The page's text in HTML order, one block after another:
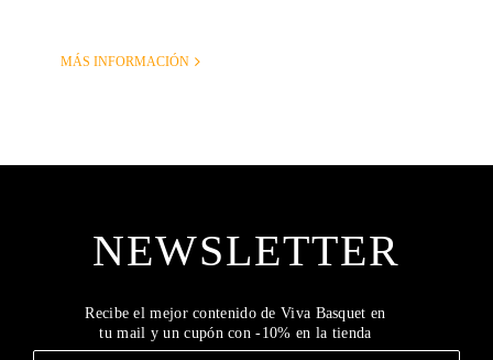
MÁS INFORMACIÓN
NEWSLETTER
Recibe el mejor contenido de Viva Basquet en
tu mail y un cupón con -10% en la tienda